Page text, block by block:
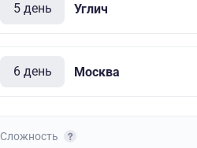
5 день Углич
6 день Москва
Сложность